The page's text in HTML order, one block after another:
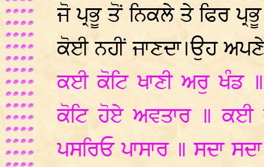
ਜੋ ਪ੍ਰਭੂ ਤੋਂ ਨਿਕਲੇ ਤੇ ਫਿਰ
ਕੋਈ ਨਹੀਂ ਜਾਣਦਾ।ਉਹ
ਕਈ ਕੋਟਿ ਖਾਣੀ ਅਰੁ ਖੰਡ
ਕੋਟਿ ਹੋਏ ਅਵਤਾਰ ॥ ਕਈ
ਪਸਰਿਓ ਪਾਸਾਰ ॥ ਸਦਾ